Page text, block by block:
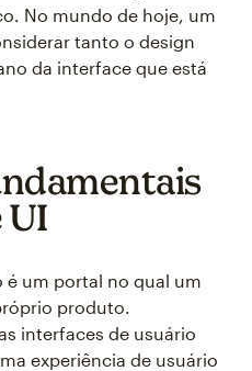
No mundo de hoje, um
tanto o design
da interface que está
UI
é um portal no qual um
produto.
interfaces de usuário
experiência de usuário